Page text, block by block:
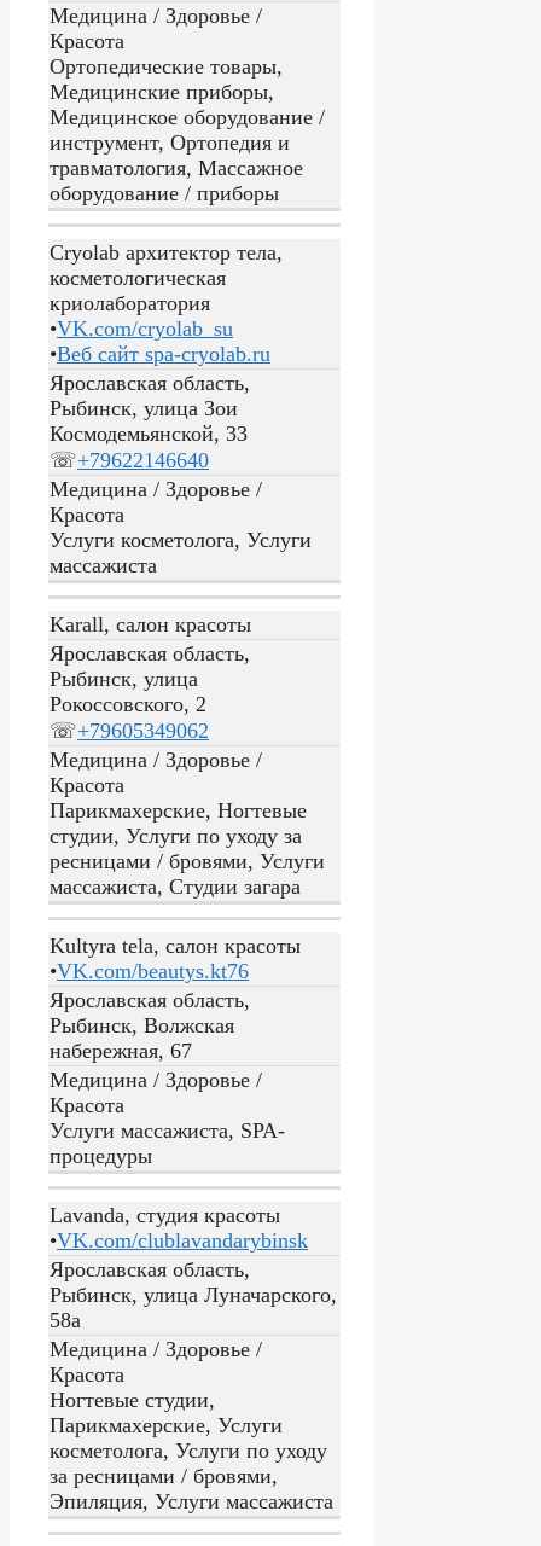
Медицина / Здоровье /
Красота
Ортопедические товары,
Медицинские приборы,
Медицинское оборудование /
инструмент, Ортопедия и
травматология, Массажное
оборудование / приборы
Cryolab архитектор тела,
косметологическая
криолаборатория
•VK.com/cryolab_su
•Веб сайт spa-cryolab.ru
Ярославская область,
Рыбинск, улица Зои
Космодемьянской, 33
☏+79622146640
Медицина / Здоровье /
Красота
Услуги косметолога, Услуги
массажиста
Karall, салон красоты
Ярославская область,
Рыбинск, улица
Рокоссовского, 2
☏+79605349062
Медицина / Здоровье /
Красота
Парикмахерские, Ногтевые
студии, Услуги по уходу за
ресницами / бровями, Услуги
массажиста, Студии загара
Kultyra tela, салон красоты
•VK.com/beautys.kt76
Ярославская область,
Рыбинск, Волжская
набережная, 67
Медицина / Здоровье /
Красота
Услуги массажиста, SPA-
процедуры
Lavanda, студия красоты
•VK.com/clublavandarybinsk
Ярославская область,
Рыбинск, улица Луначарского,
58а
Медицина / Здоровье /
Красота
Ногтевые студии,
Парикмахерские, Услуги
косметолога, Услуги по уходу
за ресницами / бровями,
Эпиляция, Услуги массажиста